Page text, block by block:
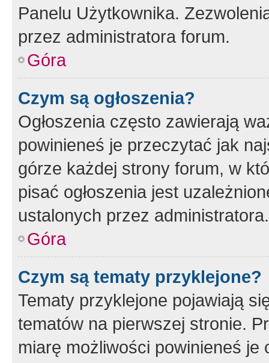
Panelu Użytkownika.
przez administratora forum.
Góra
Czym są ogłoszenia?
Ogłoszenia często zawierają
powinieneś je przeczytać jak
górze każdej strony forum, w
pisać ogłoszenia jest
ustalonych przez administratora.
Góra
Czym są tematy przyklejone?
Tematy przyklejone pojawiają
tematów na pierwszej stronie.
miarę możliwości powinieneś je